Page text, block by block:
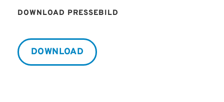
DOWNLOAD PRESSEBILD
DOWNLOAD